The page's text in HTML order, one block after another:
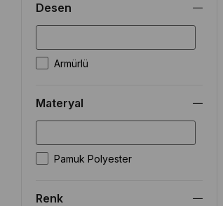
Desen
Armürlü
Materyal
Pamuk Polyester
Renk